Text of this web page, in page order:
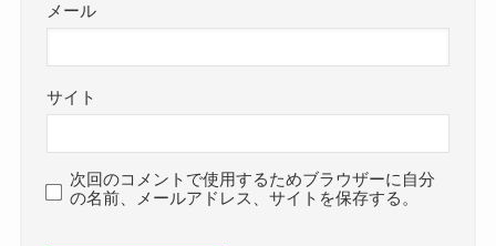
メール
サイト
次回のコメントで使用するためブラウザーに自分
の名前、メールアドレス、サイトを保存する。